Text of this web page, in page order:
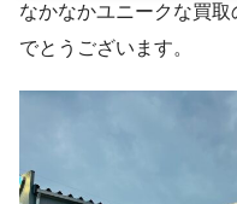
なかなかユニークな買
でとうございます。